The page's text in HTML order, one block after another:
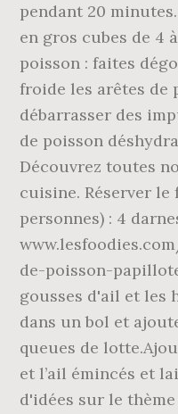
pendant 20
en gros cubes de 4
poisson : faites
froide les arêtes de
débarrasser des
de poisson
Découvrez toutes
cuisine. Réserver
personnes) : 4
de-poisson-
gousses d'ail et les
dans un bol et
queues de
et l’ail émincés et
d'idées sur le